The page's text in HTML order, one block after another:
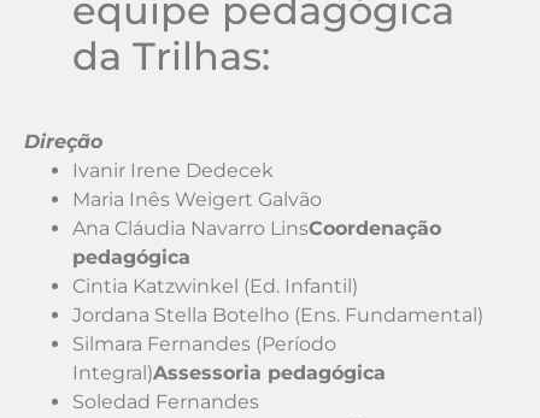
equipe pedagógica
da Trilhas:
Direção
Ivanir Irene Dedecek
Maria Inês Weigert Galvão
Ana Cláudia Navarro LinsCoordenação
pedagógica
Cintia Katzwinkel (Ed. Infantil)
Jordana Stella Botelho (Ens. Fundamental)
Silmara Fernandes (Período
Integral)Assessoria pedagógica
Soledad Fernandes